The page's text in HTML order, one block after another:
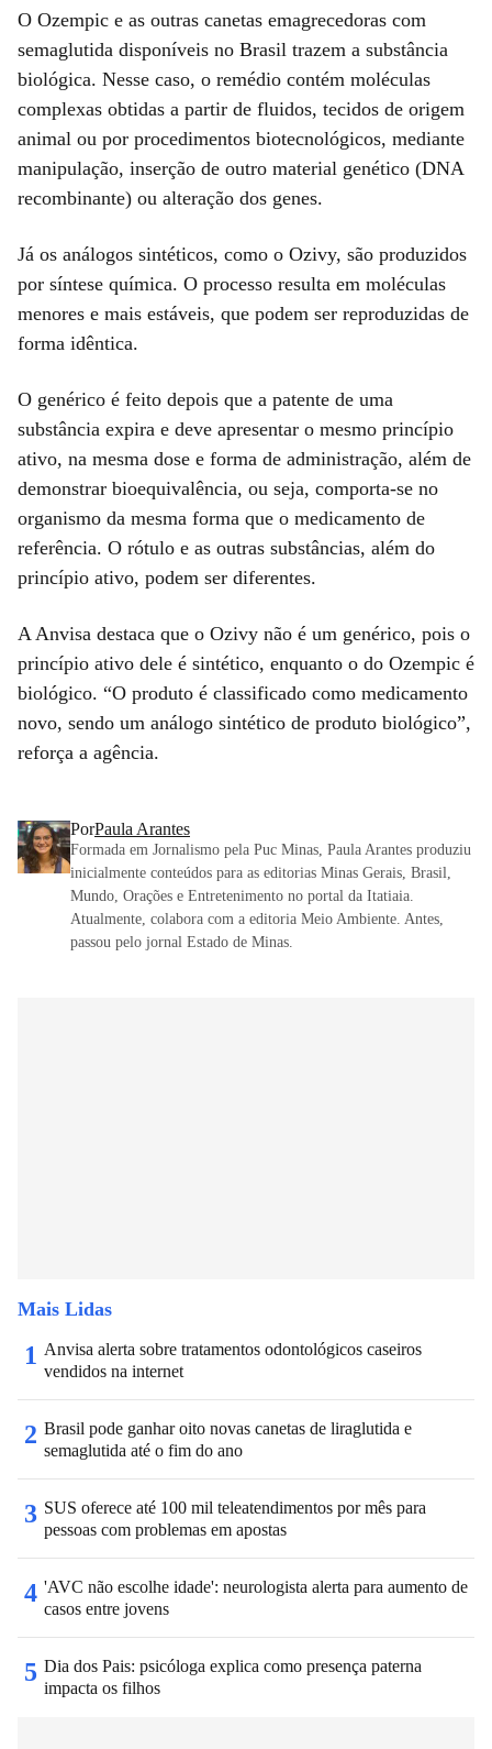
O Ozempic e as outras canetas emagrecedoras com
semaglutida disponíveis no Brasil trazem a substância
biológica. Nesse caso, o remédio contém moléculas
complexas obtidas a partir de fluidos, tecidos de origem
animal ou por procedimentos biotecnológicos, mediante
manipulação, inserção de outro material genético (DNA
recombinante) ou alteração dos genes.
Já os análogos sintéticos, como o Ozivy, são produzidos
por síntese química. O processo resulta em moléculas
menores e mais estáveis, que podem ser reproduzidas de
forma idêntica.
O genérico é feito depois que a patente de uma
substância expira e deve apresentar o mesmo princípio
ativo, na mesma dose e forma de administração, além de
demonstrar bioequivalência, ou seja, comporta-se no
organismo da mesma forma que o medicamento de
referência. O rótulo e as outras substâncias, além do
princípio ativo, podem ser diferentes.
A Anvisa destaca que o Ozivy não é um genérico, pois o
princípio ativo dele é sintético, enquanto o do Ozempic é
biológico. “O produto é classificado como medicamento
novo, sendo um análogo sintético de produto biológico”,
reforça a agência.
PorPaula Arantes
Formada em Jornalismo pela Puc Minas, Paula Arantes produziu
inicialmente conteúdos para as editorias Minas Gerais, Brasil,
Mundo, Orações e Entretenimento no portal da Itatiaia.
Atualmente, colabora com a editoria Meio Ambiente. Antes,
passou pelo jornal Estado de Minas.
Mais Lidas
1 Anvisa alerta sobre tratamentos odontológicos caseiros
vendidos na internet
2 Brasil pode ganhar oito novas canetas de liraglutida e
semaglutida até o fim do ano
3 SUS oferece até 100 mil teleatendimentos por mês para
pessoas com problemas em apostas
4 'AVC não escolhe idade': neurologista alerta para aumento de
casos entre jovens
5 Dia dos Pais: psicóloga explica como presença paterna
impacta os filhos